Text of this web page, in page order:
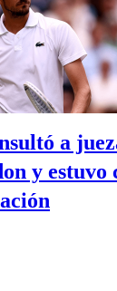
a
y estuvo